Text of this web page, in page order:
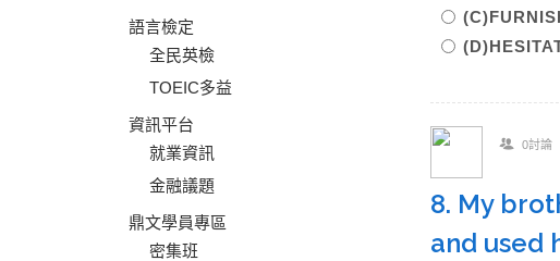
語言檢定
全民英檢
TOEIC多益
資訊平台
就業資訊
金融議題
鼎文學員專區
密集班
0討論
8. My
and used